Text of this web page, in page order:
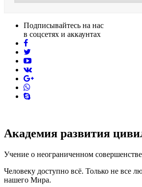
Подписывайтесь на нас
в соцсетях и аккаунтах
facebook
youtube
vk
skype
Академия развития
Учение о неограниченном совершенстве
Человеку доступно всё. Только не все
нашего Мира.